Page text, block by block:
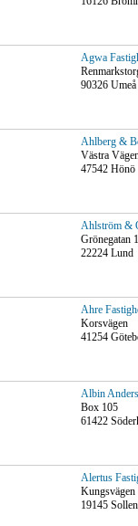
Agwa
90326 Umeå
Ahlberg &
Västra
47542 Hönö
Ahlström &
Grönegatan
22224 Lund
Ahre
Korsvägen
41254
Albin
Box 105
61422
Alertus
Kungsvägen
19145